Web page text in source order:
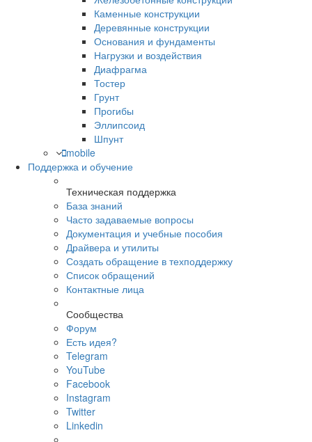
Каменные конструкции
Деревянные конструкции
Основания и фундаменты
Нагрузки и воздействия
Диафрагма
Тостер
Грунт
Прогибы
Эллипсоид
Шпунт
mobile
Поддержка и обучение
Техническая поддержка
База знаний
Часто задаваемые вопросы
Документация и учебные пособия
Драйвера и утилиты
Создать обращение в техподдержку
Список обращений
Контактные лица
Сообщества
Форум
Есть идея?
Telegram
YouTube
Facebook
Instagram
Twitter
Linkedin